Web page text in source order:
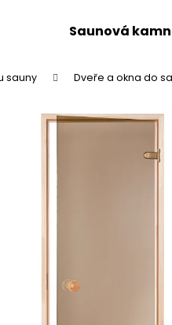
Saunová
sauny Dveře a okna do